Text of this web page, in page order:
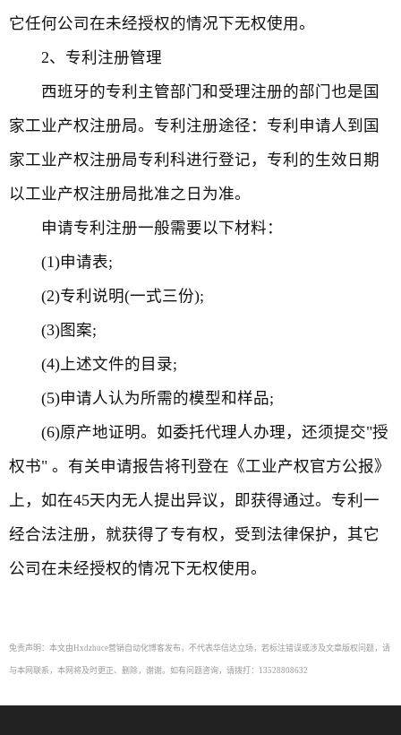
它任何公司在未经授权的情况下无权使用。
2、专利注册管理
西班牙的专利主管部门和受理注册的部门也是国
家工业产权注册局。专利注册途径：专利申请人到国
家工业产权注册局专利科进行登记，专利的生效日期
以工业产权注册局批准之日为准。
申请专利注册一般需要以下材料：
(1)申请表;
(2)专利说明(一式三份);
(3)图案;
(4)上述文件的目录;
(5)申请人认为所需的模型和样品;
(6)原产地证明。如委托代理人办理，还须提交"授
权书" 。有关申请报告将刊登在《工业产权官方公报》
上，如在45天内无人提出异议，即获得通过。专利一
经合法注册，就获得了专有权，受到法律保护，其它
公司在未经授权的情况下无权使用。
免责声明：本文由Hxdzhuce营销自动化博客发布，不代表华信达立场，若标注错误或涉及文章版权问题，请
与本网联系，本网将及时更正、删除，谢谢。如有问题咨询，请拨打：13528808632